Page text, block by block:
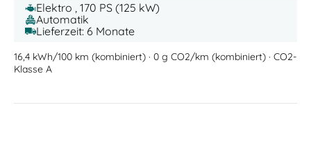
Elektro , 170 PS (125 kW)
Automatik
Lieferzeit: 6 Monate
16,4 kWh/100 km (kombiniert) · 0 g CO2/km (kombiniert) · CO2-
Klasse A